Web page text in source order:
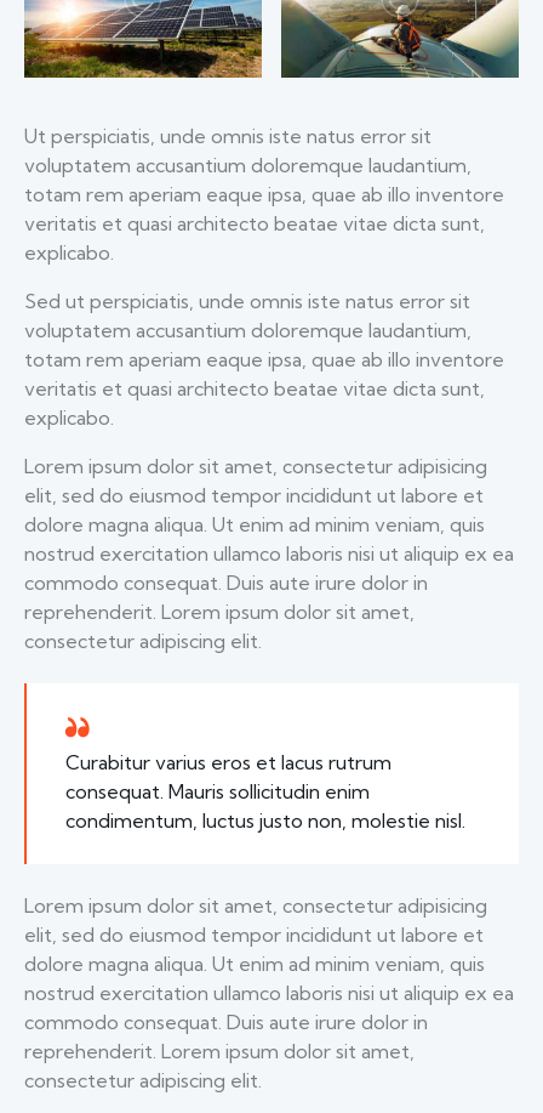
Ut perspiciatis, unde omnis iste natus error sit
voluptatem accusantium doloremque laudantium,
totam rem aperiam eaque ipsa, quae ab illo inventore
veritatis et quasi architecto beatae vitae dicta sunt,
explicabo.
Sed ut perspiciatis, unde omnis iste natus error sit
voluptatem accusantium doloremque laudantium,
totam rem aperiam eaque ipsa, quae ab illo inventore
veritatis et quasi architecto beatae vitae dicta sunt,
explicabo.
Lorem ipsum dolor sit amet, consectetur adipisicing
elit, sed do eiusmod tempor incididunt ut labore et
dolore magna aliqua. Ut enim ad minim veniam, quis
nostrud exercitation ullamco laboris nisi ut aliquip ex ea
commodo consequat. Duis aute irure dolor in
reprehenderit. Lorem ipsum dolor sit amet,
consectetur adipiscing elit.
Curabitur varius eros et lacus rutrum
consequat. Mauris sollicitudin enim
condimentum, luctus justo non, molestie nisl.
Lorem ipsum dolor sit amet, consectetur adipisicing
elit, sed do eiusmod tempor incididunt ut labore et
dolore magna aliqua. Ut enim ad minim veniam, quis
nostrud exercitation ullamco laboris nisi ut aliquip ex ea
commodo consequat. Duis aute irure dolor in
reprehenderit. Lorem ipsum dolor sit amet,
consectetur adipiscing elit.